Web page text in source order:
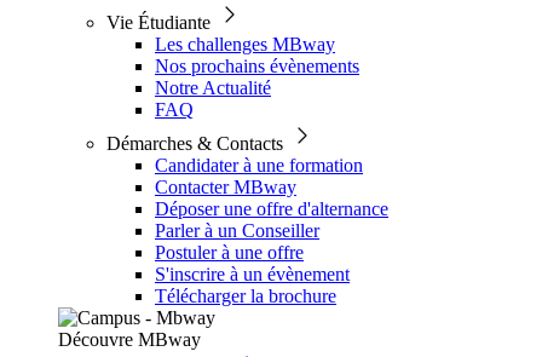
Vie Étudiante
Les challenges MBway
Nos prochains évènements
Notre Actualité
FAQ
Démarches & Contacts
Candidater à une formation
Contacter MBway
Déposer une offre d'alternance
Parler à un Conseiller
Postuler à une offre
S'inscrire à un évènement
Télécharger la brochure
Découvre MBway